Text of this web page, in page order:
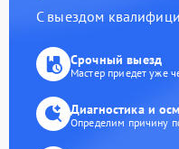
С выездом
Срочный выезд
Мастер приедет уже
Диагностика и
Определим причину